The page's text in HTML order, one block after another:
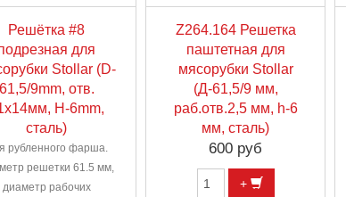
Решётка #8
для
Stollar (D-
9mm, отв.
H-6mm,
сталь)
рубленного фарша.
решетки 61.5 мм,
диаметр рабочих
Z264.164 Решетка
паштетная для
мясорубки Stollar
(Д-61,5/9 мм,
раб.отв.2,5 мм, h-6
мм, сталь)
600 руб
+